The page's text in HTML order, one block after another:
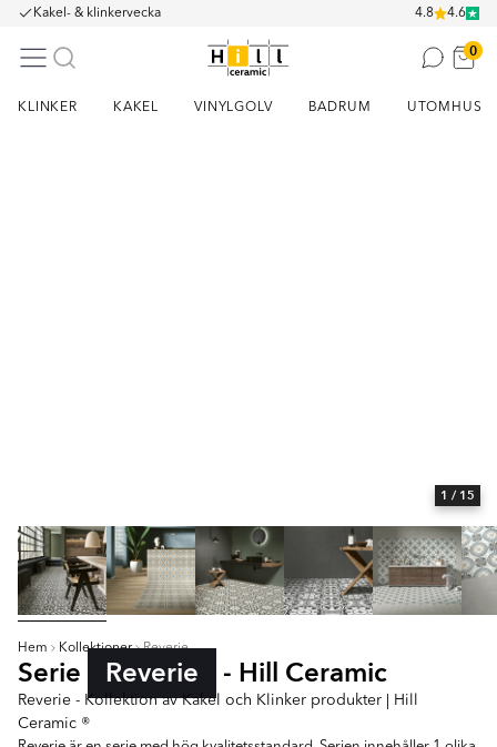
Kakel- & klinkervecka 4.8 4.6
0
KLINKER KAKEL VINYLGOLV BADRUM UTOMHUS
Hem Kollektioner Reverie
Serie Reverie - Hill Ceramic
Reverie - Kollektion av Kakel och Klinker produkter | Hill
Ceramic ®
1 / 15